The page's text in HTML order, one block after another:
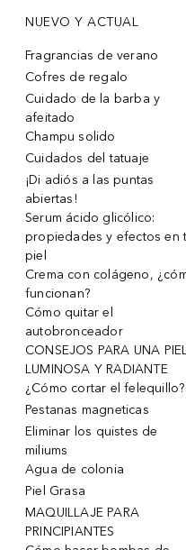
NUEVO Y ACTUAL
Fragrancias de verano
Cofres de regalo
Cuidado de la barba y
afeitado
Champu solido
Cuidados del tatuaje
¡Di adiós a las puntas
abiertas!
Serum ácido glicólico:
propiedades y efectos en
piel
Crema con colágeno,
funcionan?
Cómo quitar el
autobronceador
CONSEJOS PARA UNA
LUMINOSA Y RADIANTE
¿Cómo cortar el felequillo?
Pestanas magneticas
Eliminar los quistes de
miliums
Agua de colonia
Piel Grasa
MAQUILLAJE PARA
PRINCIPIANTES